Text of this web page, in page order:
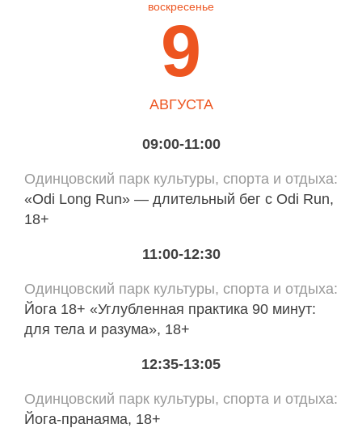
воскресенье
9
АВГУСТА
09:00-11:00
Одинцовский парк культуры, спорта и отдыха
«Odi Long Run» — длительный бег с Odi Run,
18+
11:00-12:30
Одинцовский парк культуры, спорта и отдыха
Йога 18+ «Углубленная практика 90 минут:
для тела и разума», 18+
12:35-13:05
Одинцовский парк культуры, спорта и отдыха
Йога-пранаяма, 18+